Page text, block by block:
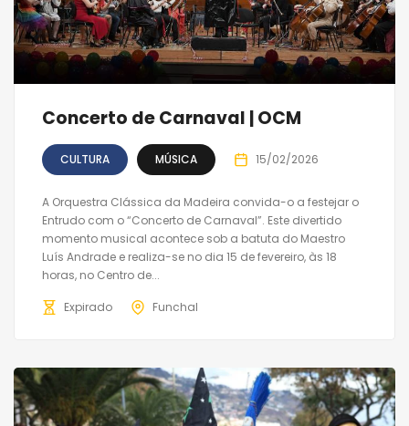
Concerto de Carnaval | OCM
CULTURA MÚSICA 15/02/2026
A Orquestra Clássica da Madeira convida-o a festejar o
Entrudo com o “Concerto de Carnaval”. Este divertido
momento musical acontece sob a batuta do Maestro
Luís Andrade e realiza-se no dia 15 de fevereiro, às 18
horas, no Centro de...
Expirado Funchal